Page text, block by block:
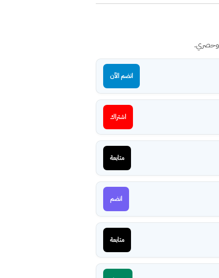
وحصري.
انضم الآن
اشتراك
متابعة
انضم
متابعة